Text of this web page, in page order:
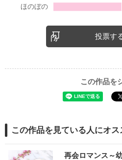
投票す
この作品を
この作品を見ている人にオス
再会ロマンス～